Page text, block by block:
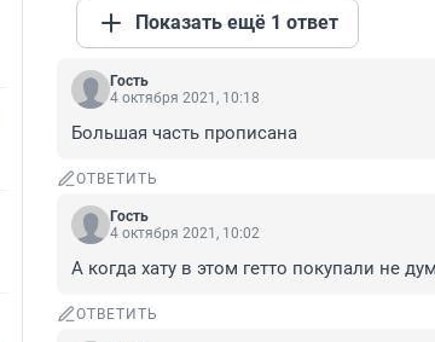
Показать ещё 1 ответ
Гость
4 октября 2021, 10:18
Большая часть прописана
ОТВЕТИТЬ
Гость
4 октября 2021, 10:02
А когда хату в этом гетто покупали не
ОТВЕТИТЬ